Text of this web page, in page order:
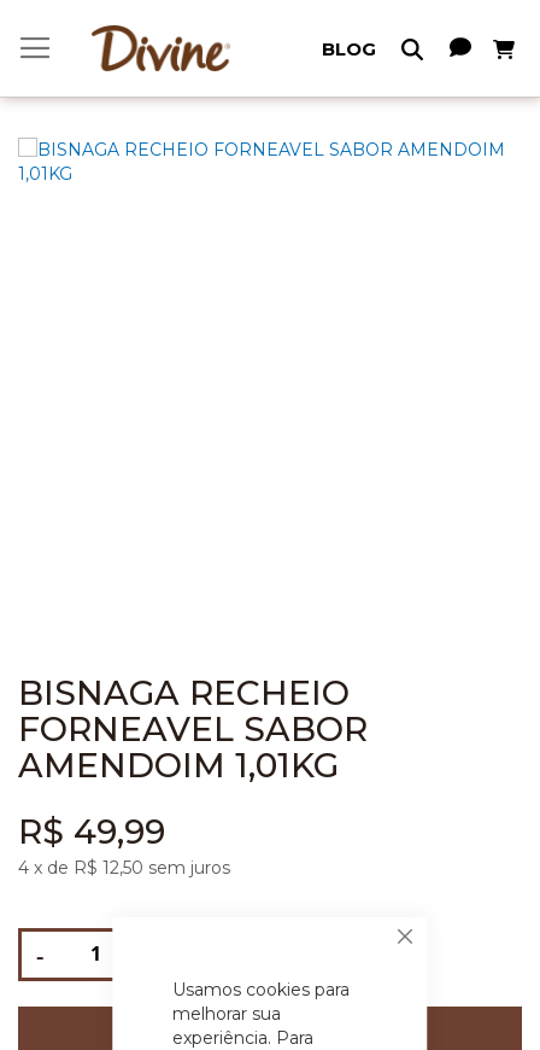
Fechar
Usamos cookies para
melhorar sua
experiência. Para
BLOG Meu
BISNAGA RECHEIO
FORNEAVEL SABOR
AMENDOIM 1,01KG
R$ 49,99
4 x de R$ 12,50 sem juros
-
COMPRAR